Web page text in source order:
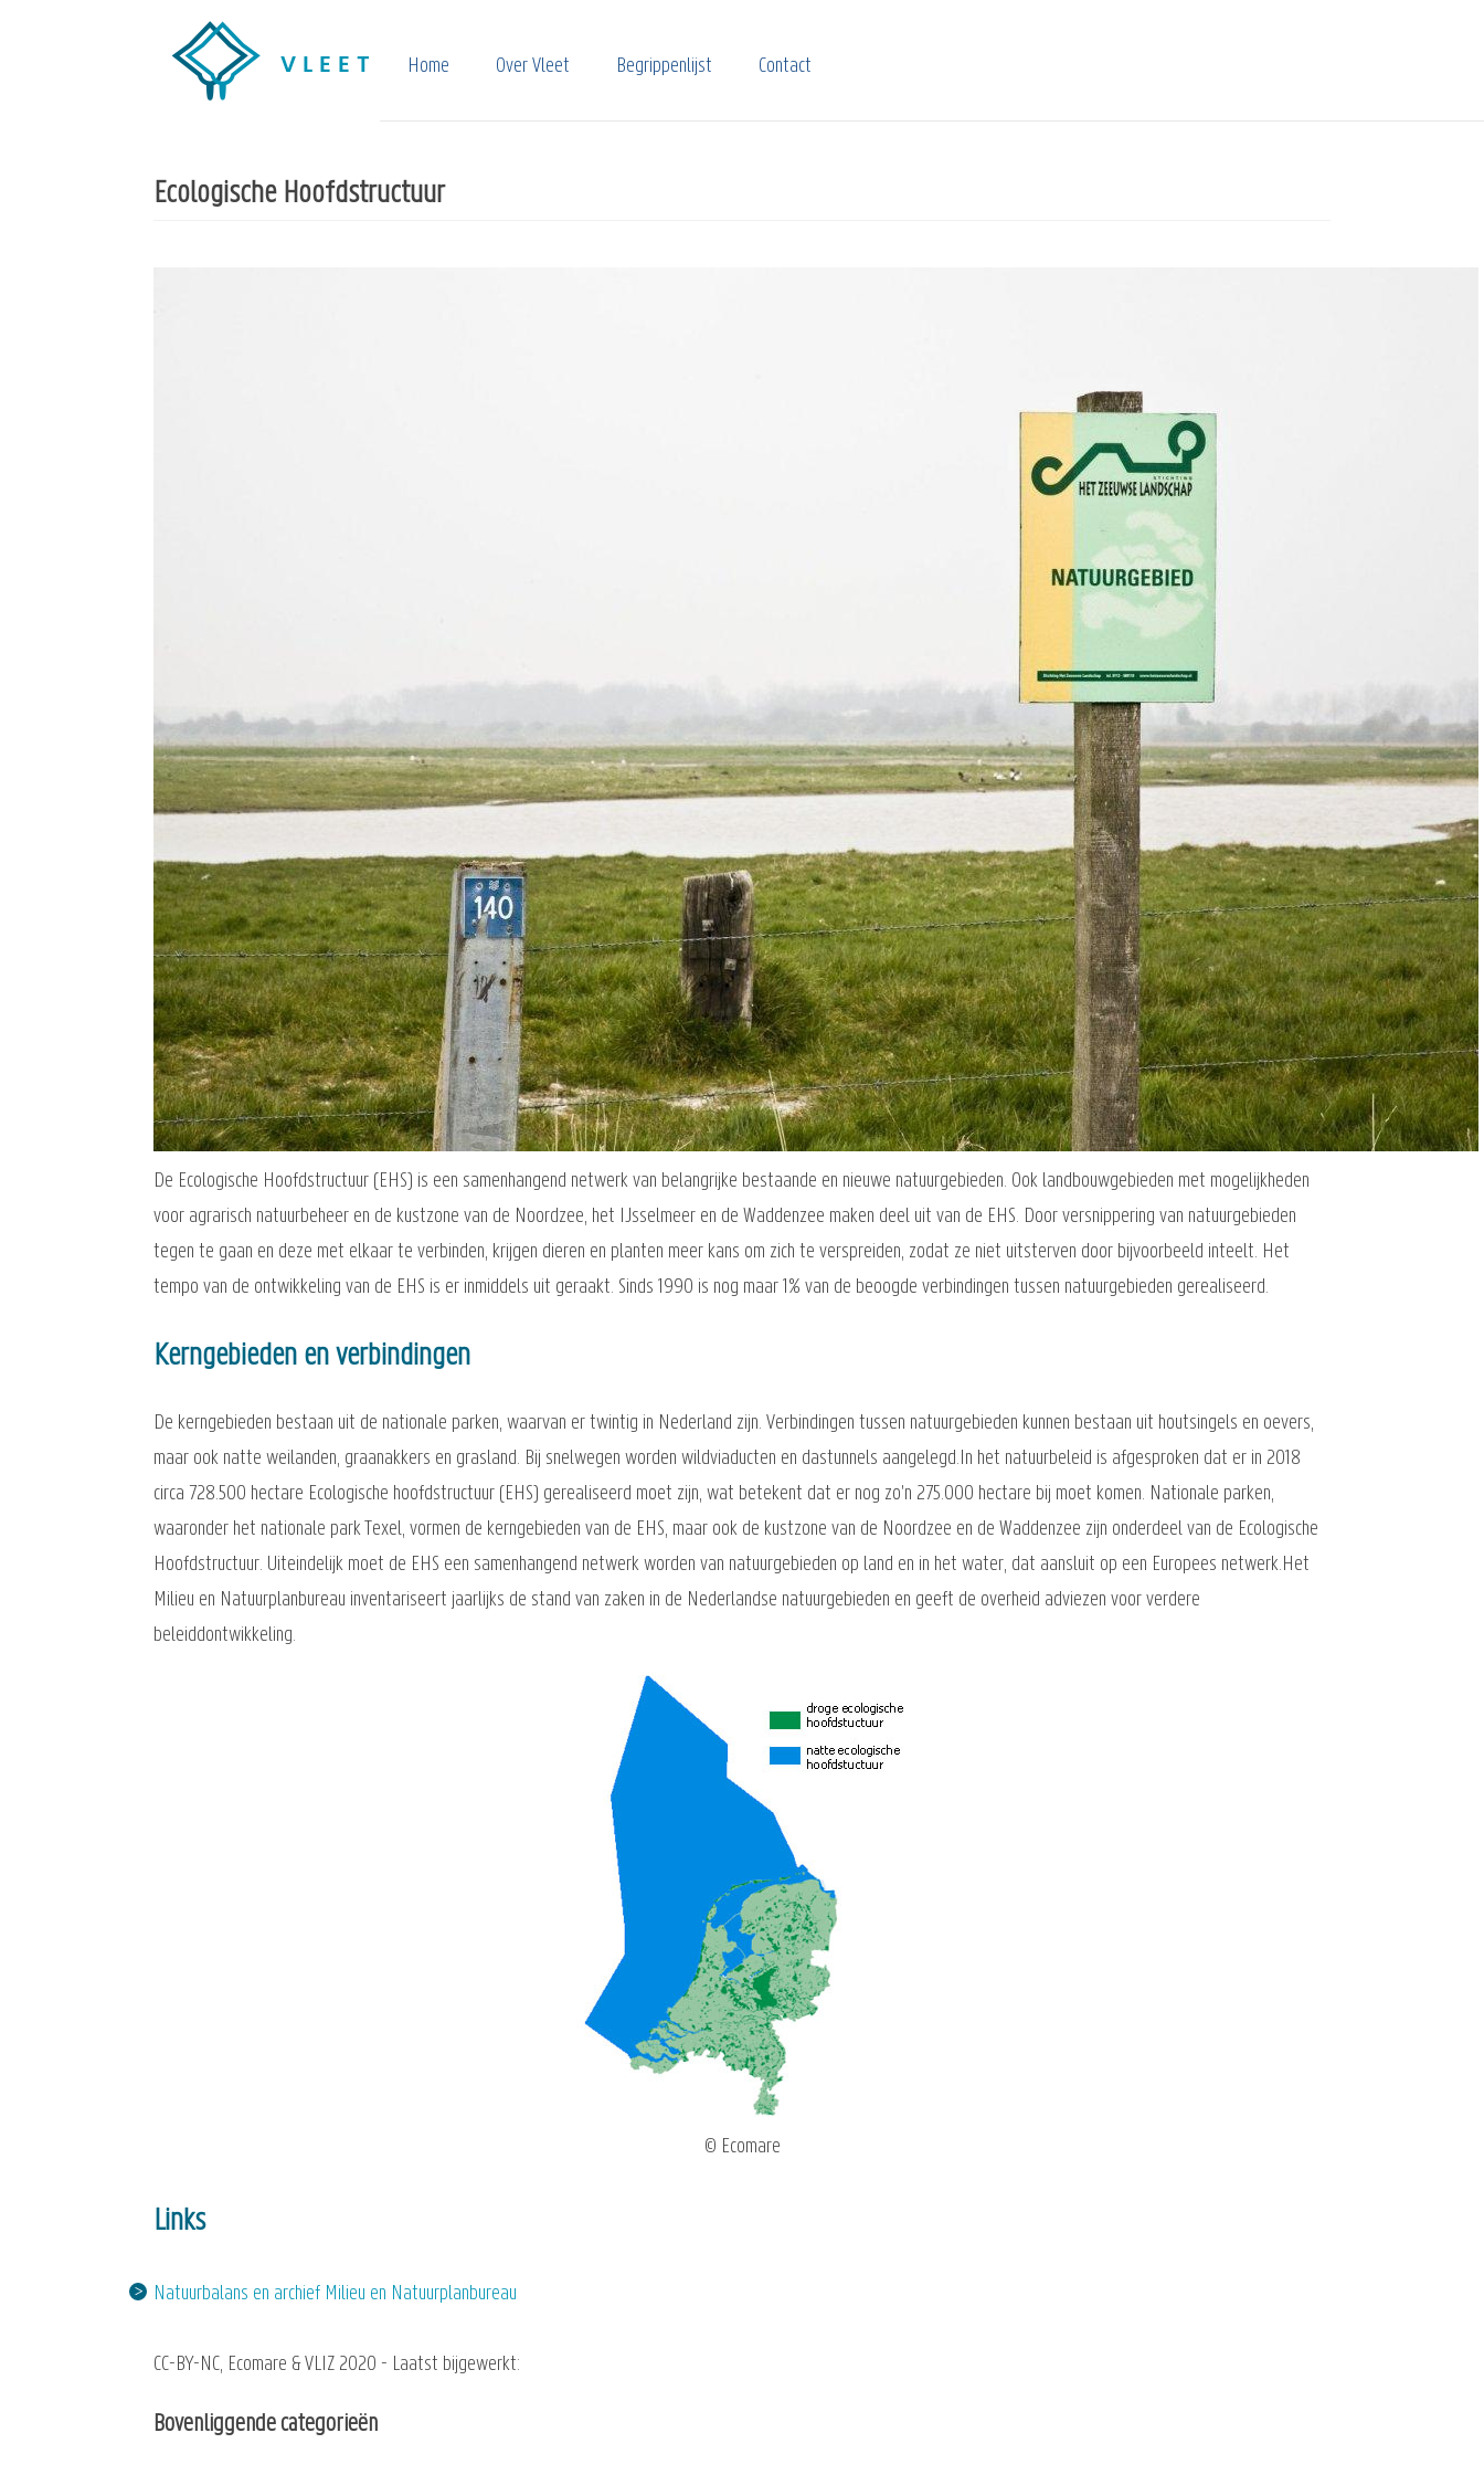
Home Over Vleet Begrippenlijst Contact
Ecologische Hoofdstructuur
De Ecologische Hoofdstructuur (EHS) is een samenhangend netwerk van belangrijke bestaande en nieuwe natuurgebieden. Ook landbouwgebieden met mogelijkheden
voor agrarisch natuurbeheer en de kustzone van de Noordzee, het IJsselmeer en de Waddenzee maken deel uit van de EHS. Door versnippering van natuurgebieden
tegen te gaan en deze met elkaar te verbinden, krijgen dieren en planten meer kans om zich te verspreiden, zodat ze niet uitsterven door bijvoorbeeld inteelt. Het
tempo van de ontwikkeling van de EHS is er inmiddels uit geraakt. Sinds 1990 is nog maar 1% van de beoogde verbindingen tussen natuurgebieden gerealiseerd.
Kerngebieden en verbindingen
De kerngebieden bestaan uit de nationale parken, waarvan er twintig in Nederland zijn. Verbindingen tussen natuurgebieden kunnen bestaan uit houtsingels en oevers,
maar ook natte weilanden, graanakkers en grasland. Bij snelwegen worden wildviaducten en dastunnels aangelegd.In het natuurbeleid is afgesproken dat er in 2018
circa 728.500 hectare Ecologische hoofdstructuur (EHS) gerealiseerd moet zijn, wat betekent dat er nog zo'n 275.000 hectare bij moet komen. Nationale parken,
waaronder het nationale park Texel, vormen de kerngebieden van de EHS, maar ook de kustzone van de Noordzee en de Waddenzee zijn onderdeel van de Ecologische
Hoofdstructuur. Uiteindelijk moet de EHS een samenhangend netwerk worden van natuurgebieden op land en in het water, dat aansluit op een Europees netwerk.Het
Milieu en Natuurplanbureau inventariseert jaarlijks de stand van zaken in de Nederlandse natuurgebieden en geeft de overheid adviezen voor verdere
beleiddontwikkeling.
© Ecomare
Links
Natuurbalans en archief Milieu en Natuurplanbureau
CC-BY-NC, Ecomare & VLIZ 2020 - Laatst bijgewerkt:
Bovenliggende categorieën